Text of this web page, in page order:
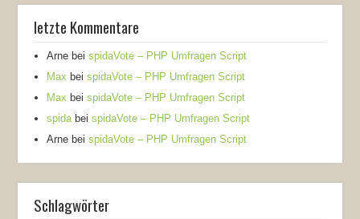
letzte Kommentare
Arne beispidaVote – PHP Umfragen Script
Max beispidaVote – PHP Umfragen Script
Max beispidaVote – PHP Umfragen Script
spida beispidaVote – PHP Umfragen Script
Arne beispidaVote – PHP Umfragen Script
Schlagwörter